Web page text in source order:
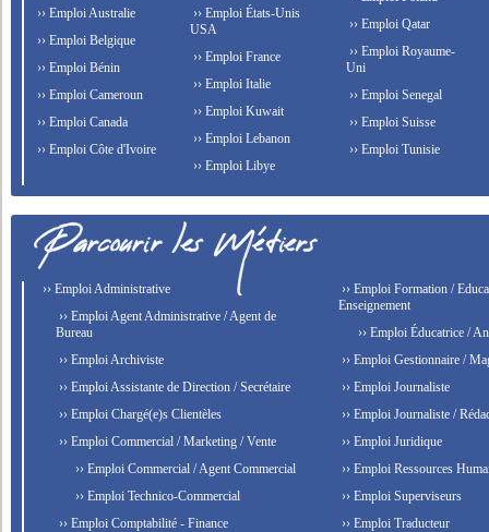
›› Emploi Australie
›› Emploi Belgique
›› Emploi Bénin
›› Emploi Cameroun
›› Emploi Canada
›› Emploi Côte d'Ivoire
›› Emploi États-Unis
USA
›› Emploi France
›› Emploi Italie
›› Emploi Kuwait
›› Emploi Lebanon
›› Emploi Libye
›› Emploi Qatar
›› Emploi Royaume-
Uni
›› Emploi Senegal
›› Emploi Suisse
›› Emploi Tunisie
›› Emploi Administrative
›› Emploi Agent Administrative / Agent de
Bureau
›› Emploi Archiviste
›› Emploi Assistante de Direction / Secrétaire
›› Emploi Chargé(e)s Clientèles
›› Emploi Commercial / Marketing / Vente
›› Emploi Commercial / Agent Commercial
›› Emploi Technico-Commercial
›› Emploi Comptabilité - Finance
›› Emploi Formation /
Enseignement
›› Emploi Éducatrice /
›› Emploi Gestionnaire /
›› Emploi Journaliste
›› Emploi Journaliste /
›› Emploi Juridique
›› Emploi Ressources
›› Emploi Superviseurs
›› Emploi Traducteur